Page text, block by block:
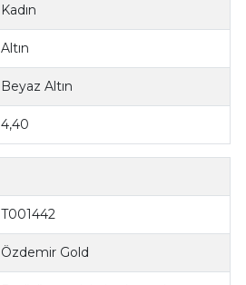
Kadın
Altın
Beyaz Altın
4,40
T001442
Özdemir Gold